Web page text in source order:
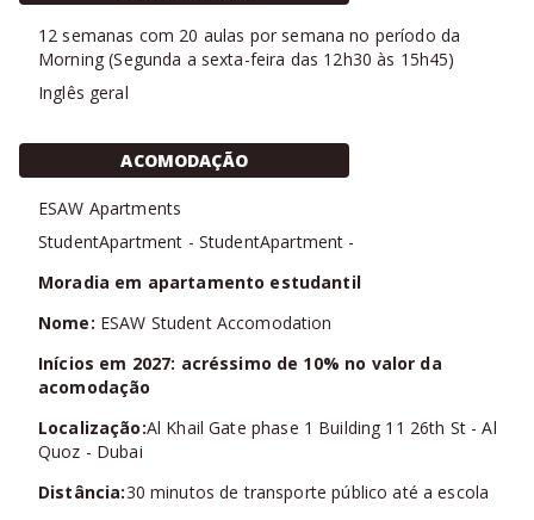
12 semanas com 20 aulas por semana no período da
Morning (Segunda a sexta-feira das 12h30 às 15h45)
Inglês geral
ACOMODAÇÃO
ESAW Apartments
StudentApartment - StudentApartment -
Moradia em apartamento estudantil
Nome: ESAW Student Accomodation
Inícios em 2027: acréssimo de 10% no valor da
acomodação
Localização:Al Khail Gate phase 1 Building 11 26th St - Al
Quoz - Dubai
Distância:30 minutos de transporte público até a escola